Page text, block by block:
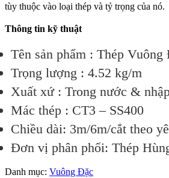
tùy thuộc vào loại thép và tỷ trọng của nó.
Thông tin kỹ thuật
Tên sản phẩm : Thép
Trọng lượng : 4.52 kg/m
Xuất xứ : Trong nước &
Mác thép : CT3 – SS400
Chiều dài: 3m/6m/cắt theo
Đơn vị phân phối: Thép
Danh mục: Vuông Đặc